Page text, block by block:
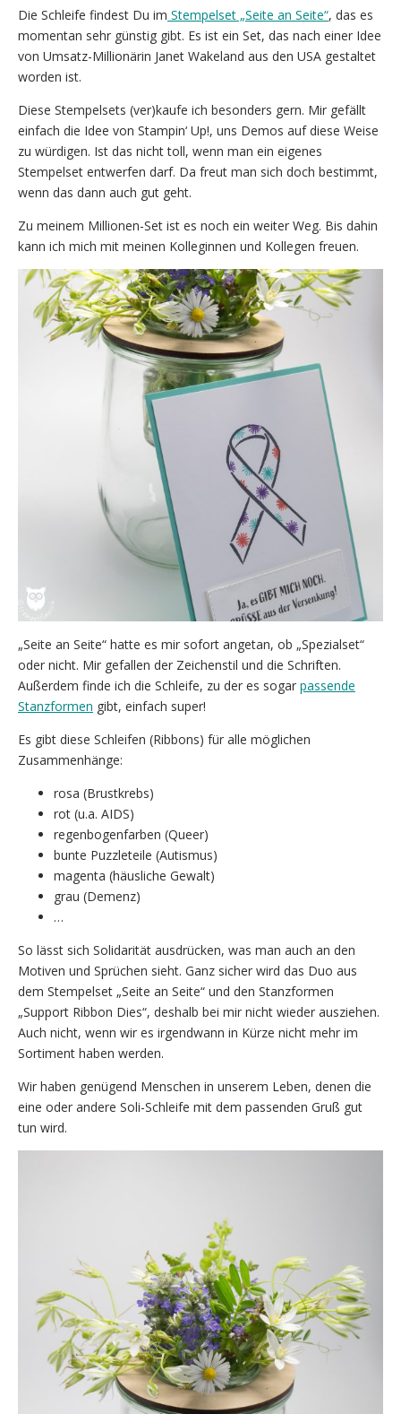
Die Schleife findest Du im Stempelset „Seite an Seite“, das es
momentan sehr günstig gibt. Es ist ein Set, das nach einer Idee
von Umsatz-Millionärin Janet Wakeland aus den USA gestaltet
worden ist.
Diese Stempelsets (ver)kaufe ich besonders gern. Mir gefällt
einfach die Idee von Stampin‘ Up!, uns Demos auf diese Weise
zu würdigen. Ist das nicht toll, wenn man ein eigenes
Stempelset entwerfen darf. Da freut man sich doch bestimmt,
wenn das dann auch gut geht.
Zu meinem Millionen-Set ist es noch ein weiter Weg. Bis dahin
kann ich mich mit meinen Kolleginnen und Kollegen freuen.
„Seite an Seite“ hatte es mir sofort angetan, ob „Spezialset“
oder nicht. Mir gefallen der Zeichenstil und die Schriften.
Außerdem finde ich die Schleife, zu der es sogar passende
Stanzformen gibt, einfach super!
Es gibt diese Schleifen (Ribbons) für alle möglichen
Zusammenhänge:
rosa (Brustkrebs)
rot (u.a. AIDS)
regenbogenfarben (Queer)
bunte Puzzleteile (Autismus)
magenta (häusliche Gewalt)
grau (Demenz)
…
So lässt sich Solidarität ausdrücken, was man auch an den
Motiven und Sprüchen sieht. Ganz sicher wird das Duo aus
dem Stempelset „Seite an Seite“ und den Stanzformen
„Support Ribbon Dies“, deshalb bei mir nicht wieder ausziehen.
Auch nicht, wenn wir es irgendwann in Kürze nicht mehr im
Sortiment haben werden.
Wir haben genügend Menschen in unserem Leben, denen die
eine oder andere Soli-Schleife mit dem passenden Gruß gut
tun wird.